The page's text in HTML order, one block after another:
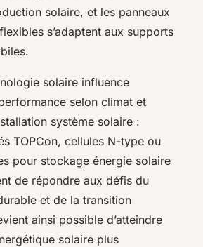
solaire, et les panneaux
s’adaptent aux supports
solaire influence
selon climat et
système solaire :
TOPCon, cellules N-type ou
pour stockage énergie solaire
de répondre aux défis du
et de la transition
ainsi possible d’atteindre
solaire plus